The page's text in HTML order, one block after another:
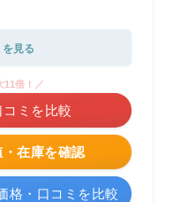
を見る
在庫を確認
11倍！／
ミを比較
格・口コミを比較